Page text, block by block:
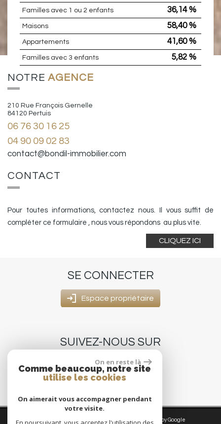
Familles avec 1 ou 2 enfants 36,14 %
Maisons 58,40 %
Appartements 41,60 %
Familles avec 3 enfants 5,82 %
NOTRE AGENCE
210 Rue François Gernelle
84120 Pertuis
06 76 30 16 25
04 90 09 02 83
contact@bondil-immobilier.com
CONTACT
Pour toutes informations, contactez nous. Il vous suffit de
compléter ce formulaire , nous vous répondons au plus vite.
CLIQUEZ ICI
SE CONNECTER
Espace propriétaire
SUIVEZ-NOUS SUR
© 2026 | Tous droits réservés | Traduction powered by Google
On en reste là
Comme beaucoup, notre site
utilise les cookies
On aimerait vous accompagner pendant
votre visite.